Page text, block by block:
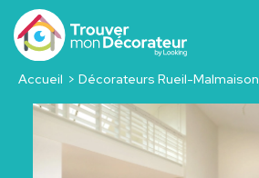
Accueil Décorateurs Rueil-Malmaison